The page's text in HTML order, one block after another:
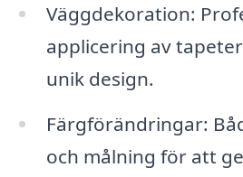
Väggdekoration:
applicering av
unik design.
Färgförändringar:
och målning för att